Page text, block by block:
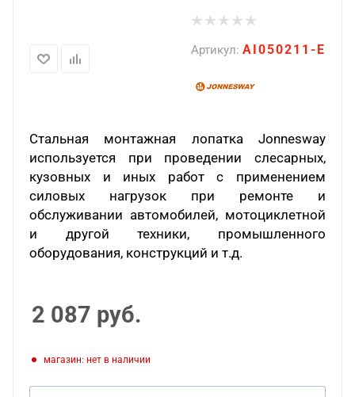
Артикул: AI050211-E
Стальная монтажная лопатка Jonnesway
используется при проведении слесарных,
кузовных и иных работ с применением
силовых нагрузок при ремонте и
обслуживании автомобилей, мотоциклетной
и другой техники, промышленного
оборудования, конструкций и т.д.
2 087 руб.
Магазин: нет в наличии